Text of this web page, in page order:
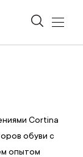
Cortina
обуви с
опытом